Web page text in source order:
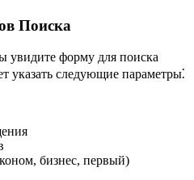
Поиска
увидите форму для поиска
указать следующие параметры⁚
бизнес, первый)